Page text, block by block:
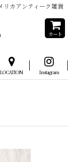
リカアンティーク雑貨
カート
LOCATION Instagram